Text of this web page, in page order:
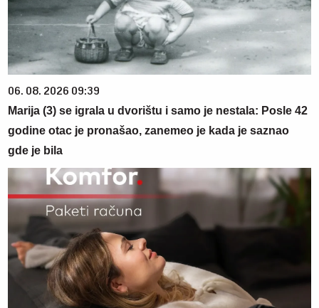
06. 08. 2026 09:39
Marija (3) se igrala u dvorištu i samo je nestala: Posle 42
godine otac je pronašao, zanemeo je kada je saznao
gde je bila